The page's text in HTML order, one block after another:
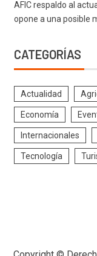
AFIC respaldo al
opone a una posible
CATEGORÍAS
Actualidad
Economía
Internacionales
Tecnología